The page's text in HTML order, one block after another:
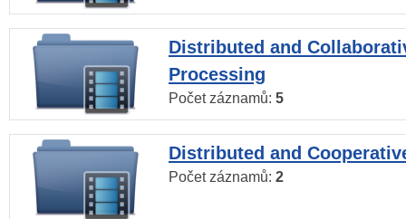
Distributed and
Processing
Počet záznamů: 5
Distributed and
Počet záznamů: 2